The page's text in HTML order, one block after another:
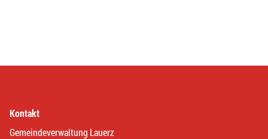
Kontakt
Gemeindeverwaltung Lauerz